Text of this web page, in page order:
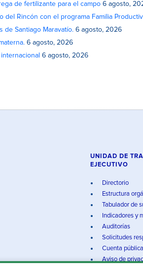
de fertilizante para el campo 6 agosto,
del Rincón con el programa Familia
de Santiago Maravatío. 6 agosto, 2026
6 agosto, 2026
6 agosto, 2026
UNIDAD DE
EJECUTIVO
Directorio
Estructura
Tabulador de
Indicadores y
Auditorías
Solicitudes
Cuenta pública
Aviso de